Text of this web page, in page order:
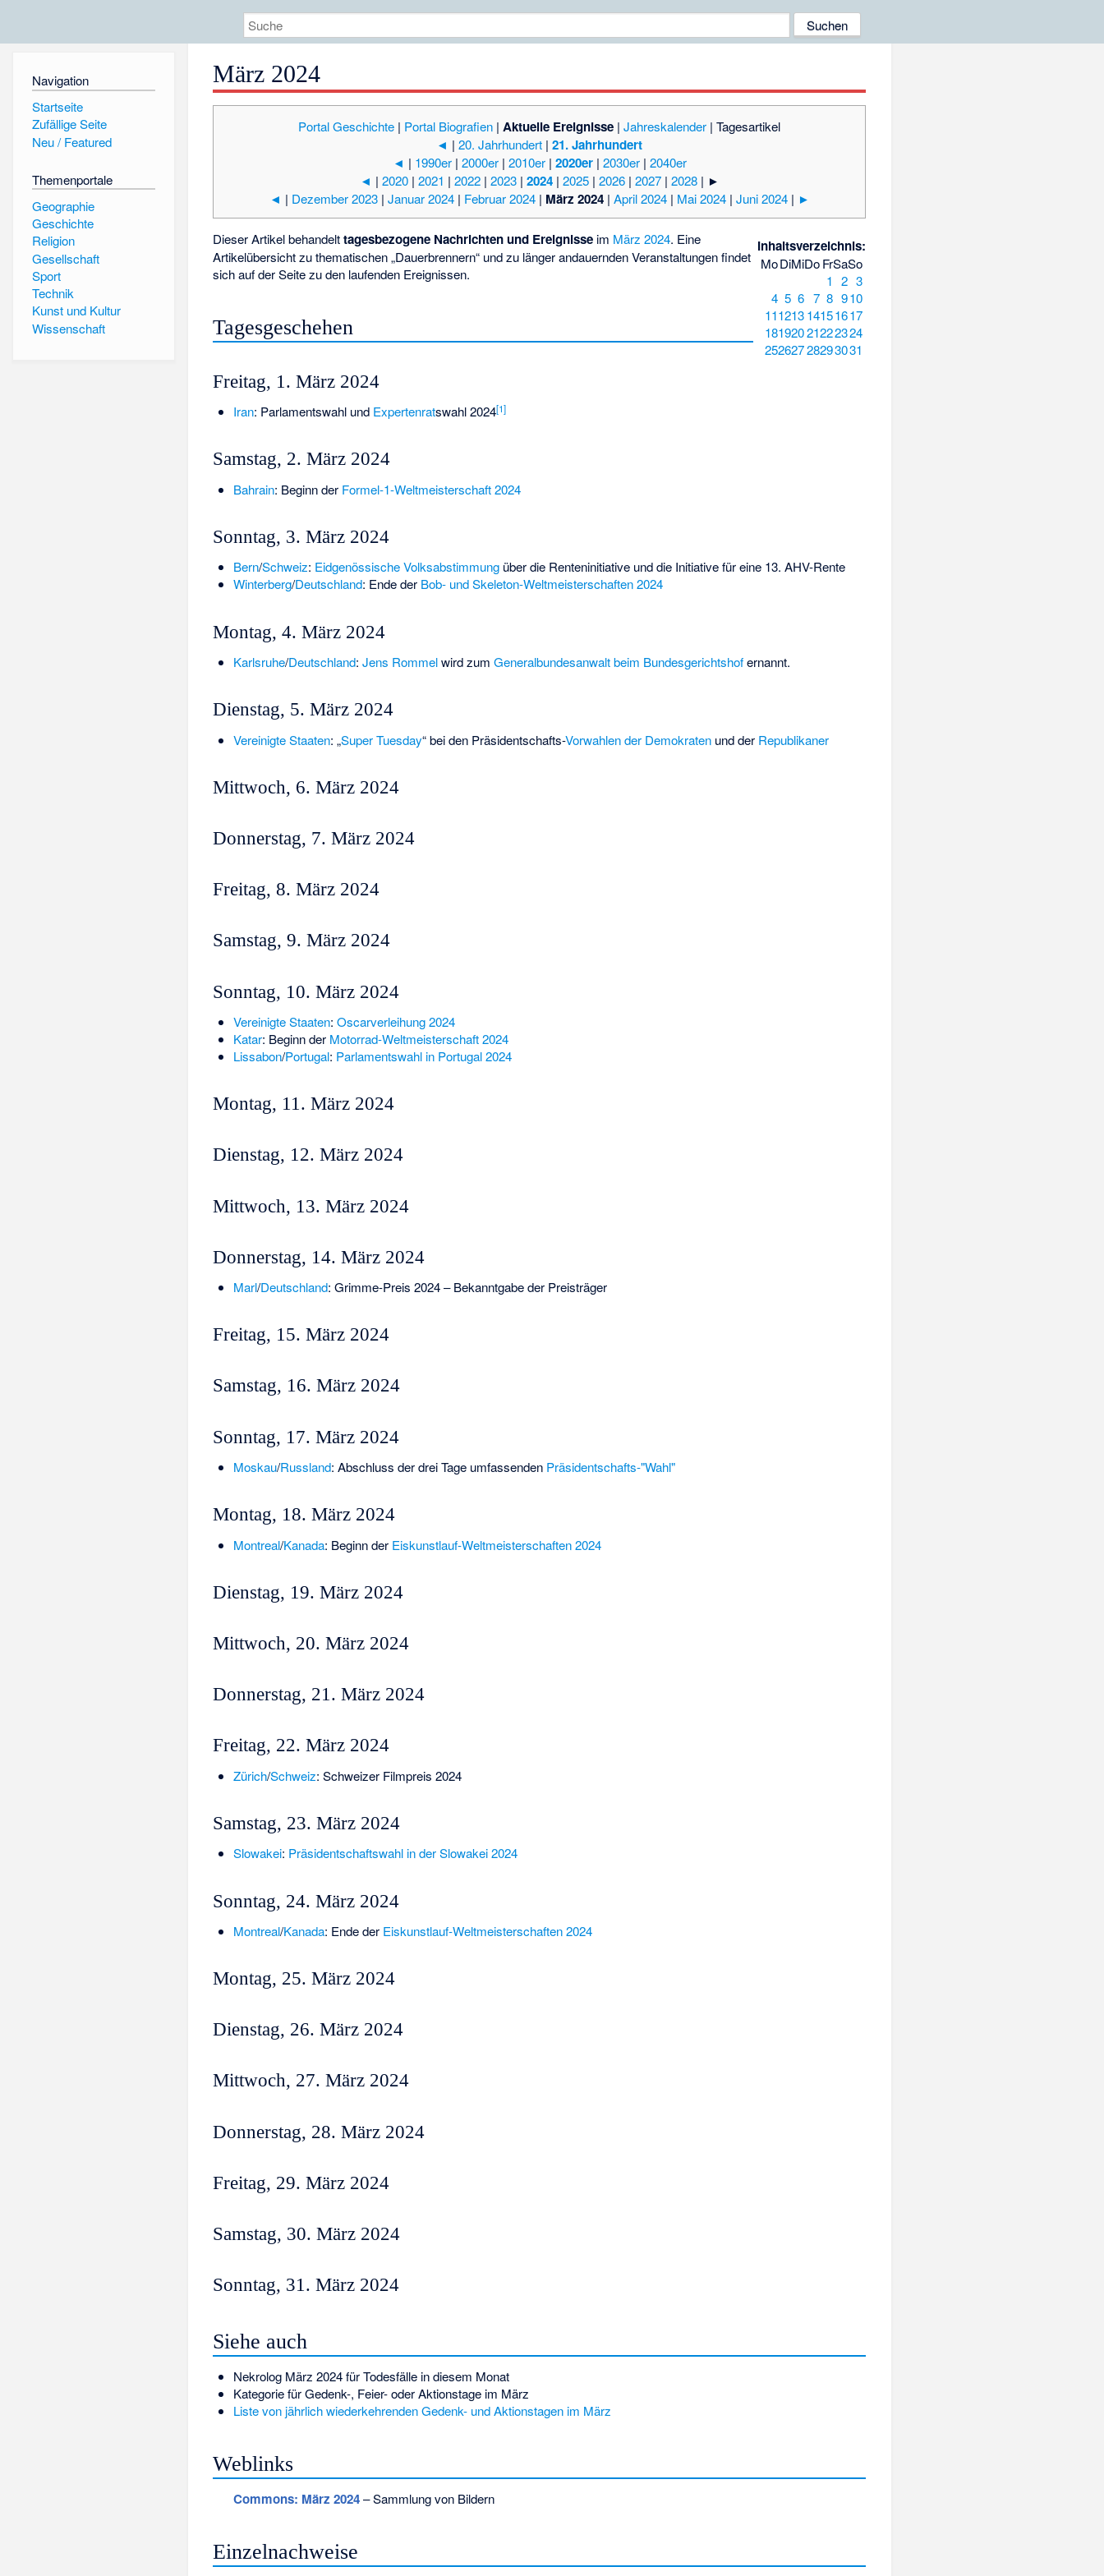
Navigation
Startseite
Zufällige Seite
Neu / Featured
Themenportale
Geographie
Geschichte
Religion
Gesellschaft
Sport
Technik
Kunst und Kultur
Wissenschaft
März 2024
Portal Geschichte | Portal Biografien | Aktuelle Ereignisse |Jahreskalender |Tagesartikel
◄ |20. Jahrhundert |21. Jahrhundert
◄ | 1990er| 2000er| 2010er| 2020er| 2030er| 2040er
◄ | 2020| 2021 | 2022| 2023| 2024| 2025| 2026| 2027| 2028| ►
◄ | Dezember 2023| Januar 2024| Februar 2024| März 2024| April 2024| Mai 2024| Juni 2024| ►
Inhaltsverzeichnis:
MoDiMiDoFrSaSo
1 2 3
4 5 6 7 8 910
11121314151617
18192021222324
25262728293031
Dieser Artikel behandelttagesbezogene Nachrichten und Ereignisse im März 2024. Eine
Artikelübersicht zu thematischen „Dauerbrennern“ und zu länger andauernden Veranstaltungen findet
sich auf der Seite zu den laufenden Ereignissen.
Tagesgeschehen
Freitag, 1. März 2024
Iran: Parlamentswahl und Expertenratswahl 2024[1]
Samstag, 2. März 2024
Bahrain: Beginn der Formel-1-Weltmeisterschaft 2024
Sonntag, 3. März 2024
Bern/Schweiz: Eidgenössische Volksabstimmungüber die Renteninitiativeund die Initiative für eine 13. AHV-Rente
Winterberg/Deutschland: Ende der Bob- und Skeleton-Weltmeisterschaften 2024
Montag, 4. März 2024
Karlsruhe/Deutschland: Jens Rommelwird zum Generalbundesanwalt beim Bundesgerichtshofernannt.
Dienstag, 5. März 2024
Vereinigte Staaten: „Super Tuesday“ bei den Präsidentschafts-Vorwahlen der Demokratenund der Republikaner
Mittwoch, 6. März 2024
Donnerstag, 7. März 2024
Freitag, 8. März 2024
Samstag, 9. März 2024
Sonntag, 10. März 2024
Vereinigte Staaten: Oscarverleihung 2024
Katar: Beginn der Motorrad-Weltmeisterschaft 2024
Lissabon/Portugal: Parlamentswahl in Portugal 2024
Montag, 11. März 2024
Dienstag, 12. März 2024
Mittwoch, 13. März 2024
Donnerstag, 14. März 2024
Marl/Deutschland: Grimme-Preis 2024– Bekanntgabe der Preisträger
Freitag, 15. März 2024
Samstag, 16. März 2024
Sonntag, 17. März 2024
Moskau/Russland: Abschluss der drei Tage umfassenden Präsidentschafts-"Wahl"
Montag, 18. März 2024
Montreal/Kanada: Beginn der Eiskunstlauf-Weltmeisterschaften 2024
Dienstag, 19. März 2024
Mittwoch, 20. März 2024
Donnerstag, 21. März 2024
Freitag, 22. März 2024
Zürich/Schweiz: Schweizer Filmpreis 2024
Samstag, 23. März 2024
Slowakei: Präsidentschaftswahl in der Slowakei 2024
Sonntag, 24. März 2024
Montreal/Kanada: Ende der Eiskunstlauf-Weltmeisterschaften 2024
Montag, 25. März 2024
Dienstag, 26. März 2024
Mittwoch, 27. März 2024
Donnerstag, 28. März 2024
Freitag, 29. März 2024
Samstag, 30. März 2024
Sonntag, 31. März 2024
Siehe auch
Nekrolog März 2024für Todesfälle in diesem Monat
Kategorie für Gedenk-, Feier- oder Aktionstage im März
Liste von jährlich wiederkehrenden Gedenk- und Aktionstagen im März
Weblinks
Commons: März 2024– Sammlung von Bildern
Einzelnachweise